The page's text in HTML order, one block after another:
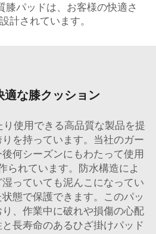
膝パッドは、お客様の快適さ
計されています。
適な膝クッション
り使用できる高品質な製品を提
を持っています。当社のガー
何シーズンにもわたって使用
られています。防水構造によ
っていても泥んこになってい
態で保護できます。このパッ
り、作業中に破れや損傷の心配
長寿命のあるひざ掛けパッド